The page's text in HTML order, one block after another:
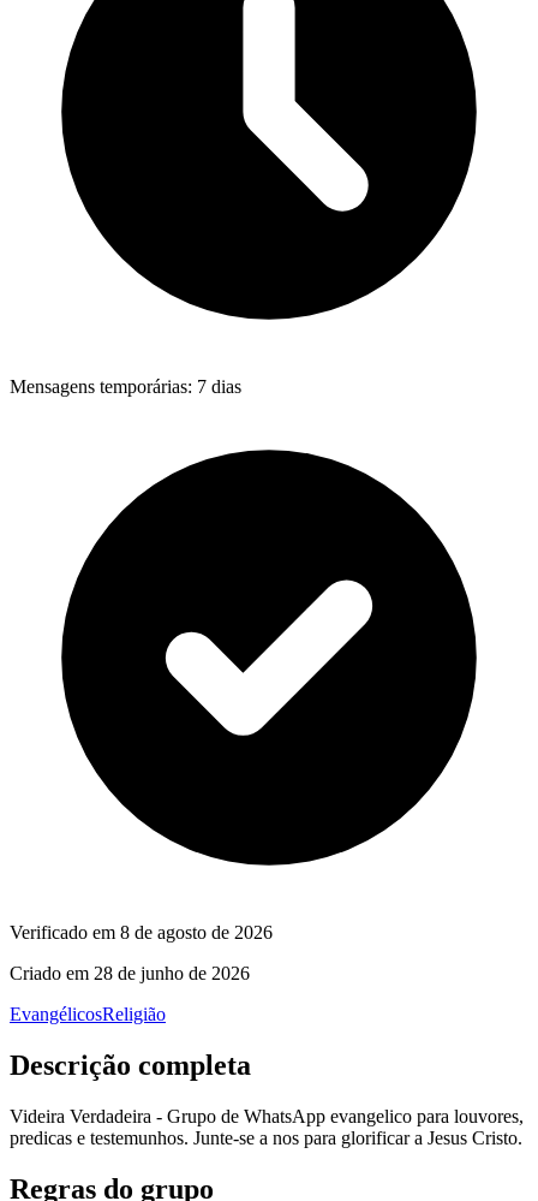
Mensagens temporárias: 7 dias
Verificado em 8 de agosto de 2026
Criado em 28 de junho de 2026
EvangélicosReligião
Descrição completa
Videira Verdadeira - Grupo de WhatsApp evangelico para louvores,
predicas e testemunhos. Junte-se a nos para glorificar a Jesus Cristo.
Regras do grupo